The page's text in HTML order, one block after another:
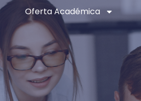
Oferta Académica